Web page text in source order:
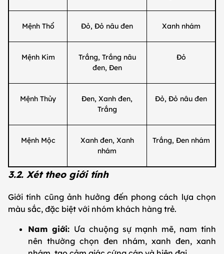
Mệnh Thổ Đỏ, Đỏ nâu đen Xanh nhám
Mệnh Kim
Trắng, Trắng nâu
đen, Đen
Đỏ
Mệnh Thủy
Đen, Xanh đen,
Trắng
Đỏ, Đỏ nâu đen
Mệnh Mộc
Xanh đen, Xanh
nhám
Trắng, Đen nhám
3.2. Xét theo giới tính
Giới tính cũng ảnh hưởng đến phong cách lựa chọn
màu sắc, đặc biệt với nhóm khách hàng trẻ.
Nam giới: Ưa chuộng sự mạnh mẽ, nam tính
nên thường chọn đen nhám, xanh đen, xanh